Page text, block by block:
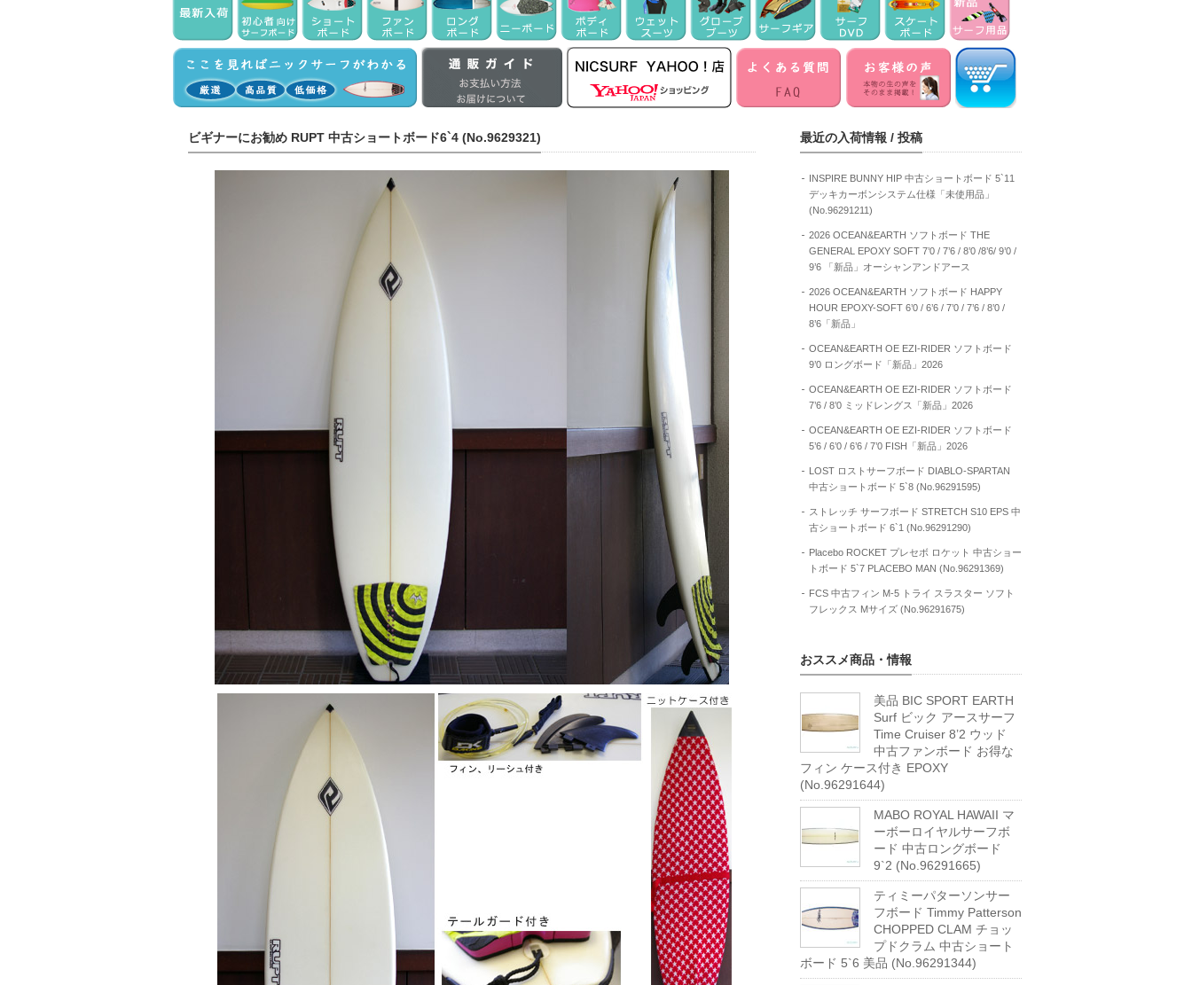
ビギナーにお勧め RUPT 中古ショートボード6`4 (No.9629321) 最近の入荷情報 / 投稿
INSPIRE BUNNY HIP 中古ショートボード 5`11
デッキカーボンシステム仕様「未使用品」
(No.96291211)
2026 OCEAN&EARTH ソフトボード THE
GENERAL EPOXY SOFT 7’0 / 7’6 / 8’0 /8’6/ 9’0 /
9’6 「新品」オーシャンアンドアース
2026 OCEAN&EARTH ソフトボード HAPPY
HOUR EPOXY-SOFT 6’0 / 6’6 / 7’0 / 7’6 / 8’0 /
8’6「新品」
OCEAN&EARTH OE EZI-RIDER ソフトボード
9’0 ロングボード「新品」2026
OCEAN&EARTH OE EZI-RIDER ソフトボード
7’6 / 8’0 ミッドレングス「新品」2026
OCEAN&EARTH OE EZI-RIDER ソフトボード
5’6 / 6’0 / 6’6 / 7’0 FISH「新品」2026
LOST ロストサーフボード DIABLO-SPARTAN
中古ショートボード 5`8 (No.96291595)
ストレッチ サーフボード STRETCH S10 EPS 中
古ショートボード 6`1 (No.96291290)
Placebo ROCKET プレセボ ロケット 中古ショー
トボード 5`7 PLACEBO MAN (No.96291369)
FCS 中古フィン M-5 トライ スラスター ソフト
フレックス Mサイズ (No.96291675)
おススメ商品・情報
美品 BIC SPORT EARTH
Surf ビック アースサーフ
Time Cruiser 8’2 ウッド
中古ファンボード お得な
フィン ケース付き EPOXY
(No.96291644)
MABO ROYAL HAWAII マ
ーボーロイヤルサーフボ
ード 中古ロングボード
9`2 (No.96291665)
ティミーパターソンサー
フボード Timmy Patterson
CHOPPED CLAM チョッ
プドクラム 中古ショート
ボード 5`6 美品 (No.96291344)